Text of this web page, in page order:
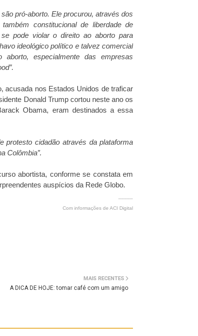
pró-aborto. Ele procurou, através dos
constitucional de liberdade de
pode violar o direito ao aborto para
ideológico político e talvez comercial
especialmente das empresas
acusada nos Estados Unidos de traficar
Donald Trump cortou neste ano os
Obama, eram destinados a essa
protesto cidadão através da plataforma
Colômbia”.
abortista, conforme se constata em
auspícios da Rede Globo.
Com informações de ACI Digital
MAIS RECENTES
A DICA DE HOJE: tomar café com um amigo